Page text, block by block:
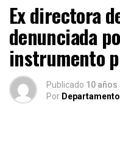
Ex directora
denunciada
instrumento
Publicado 10 años
Por